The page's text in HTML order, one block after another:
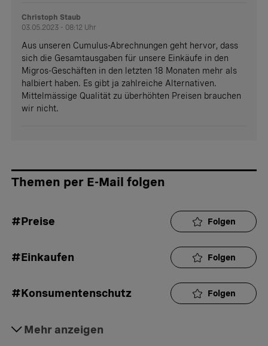
Christoph Staub
03.05.2023 - 08:12 Uhr
Aus unseren Cumulus-Abrechnungen geht hervor, dass
sich die Gesamtausgaben für unsere Einkäufe in den
Migros-Geschäften in den letzten 18 Monaten mehr als
halbiert haben. Es gibt ja zahlreiche Alternativen.
Mittelmässige Qualität zu überhöhten Preisen brauchen
wir nicht.
Themen per E-Mail folgen
#Preise Folgen
#Einkaufen Folgen
#Konsumentenschutz Folgen
Mehr anzeigen
#Preisüberwacher